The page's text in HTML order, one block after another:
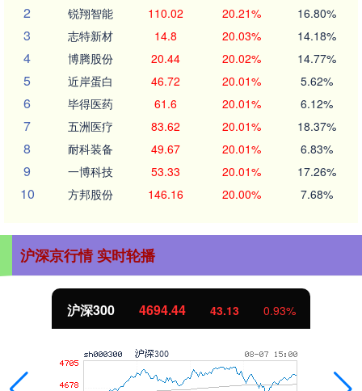
2 锐翔智能 110.02 20.21% 16.80%
3 志特新材 14.8 20.03% 14.18%
4 博腾股份 20.44 20.02% 14.77%
5 近岸蛋白 46.72 20.01% 5.62%
6 毕得医药 61.6 20.01% 6.12%
7 五洲医疗 83.62 20.01% 18.37%
8 耐科装备 49.67 20.01% 6.83%
9 一博科技 53.33 20.01% 17.26%
10 方邦股份 146.16 20.00% 7.68%
沪深京行情 实时轮播
沪深300 4694.44 43.13 0.93%